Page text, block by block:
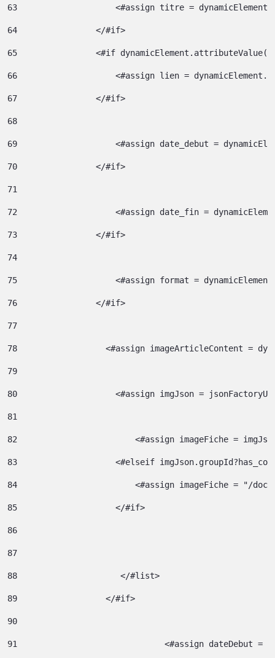
63
<#assign titre =
64
                </#if>
65
<#if
66
<#assign lien =
67
                </#if>
68
69
<#assign date_debut =
70
                </#if>
71
72
<#assign date_fin =
73
                </#if>
74
75
<#assign format =
76
                </#if>
77
78
<#assign imageArticleContent =
79
80
<#assign imgJson =
81
82
<#assign imageFiche =
83
<#elseif
84
<#assign
85
                    </#if>
86
87
88
		       </#list>
89
		    </#if>
90
91
<#assign dateDebut